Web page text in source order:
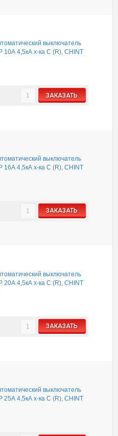
выключатель
10А 4,5кА х-ка C (R), CHINT
ЗАКАЗАТЬ
выключатель
16А 4,5кА х-ка C (R), CHINT
ЗАКАЗАТЬ
выключатель
20А 4,5кА х-ка C (R), CHINT
ЗАКАЗАТЬ
выключатель
25А 4,5кА х-ка C (R), CHINT